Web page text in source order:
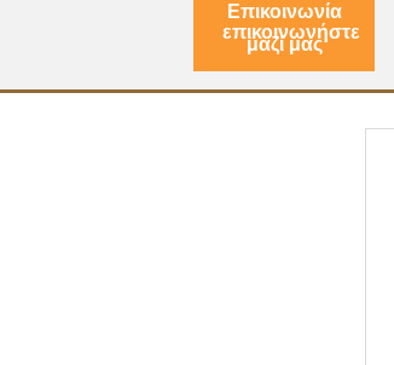
Επικοινωνία
επικοινωνήστε
μαζί μας